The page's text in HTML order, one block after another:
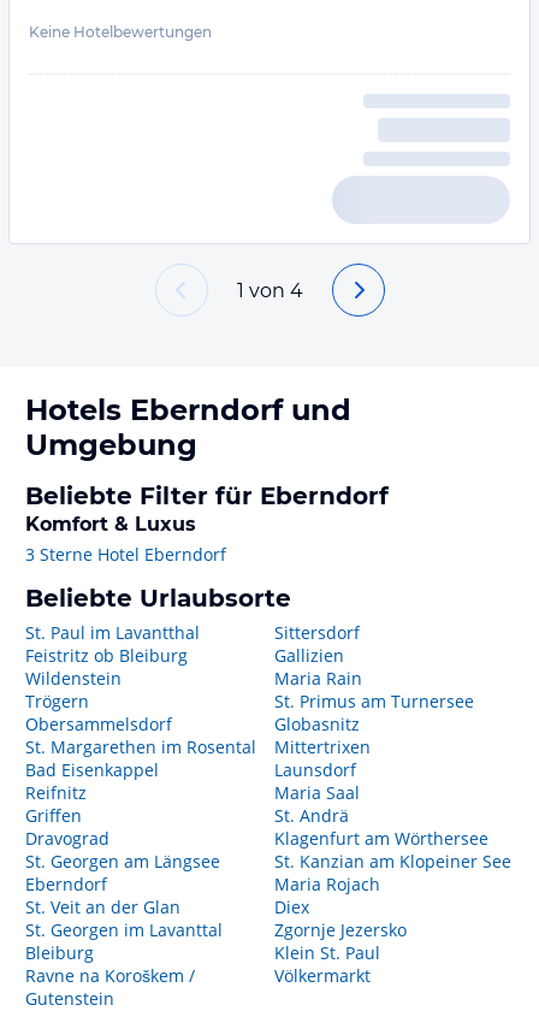
Keine Hotelbewertungen
1 von 4
Hotels Eberndorfund
Umgebung
Beliebte Filter für Eberndorf
Komfort & Luxus
3 Sterne Hotel Eberndorf
Beliebte Urlaubsorte
St. Paul im Lavantthal
Feistritz ob Bleiburg
Wildenstein
Trögern
Obersammelsdorf
St. Margarethen im Rosental
Bad Eisenkappel
Reifnitz
Griffen
Dravograd
St. Georgen am Längsee
Eberndorf
St. Veit an der Glan
St. Georgen im Lavanttal
Bleiburg
Ravne na Koroškem /
Gutenstein
Sittersdorf
Gallizien
Maria Rain
St. Primus am Turnersee
Globasnitz
Mittertrixen
Launsdorf
Maria Saal
St. Andrä
Klagenfurt am Wörthersee
St. Kanzian am Klopeiner See
Maria Rojach
Diex
Zgornje Jezersko
Klein St. Paul
Völkermarkt